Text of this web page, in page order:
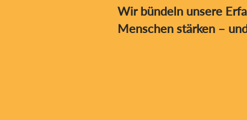
Wir bündeln unsere
Menschen stärken –